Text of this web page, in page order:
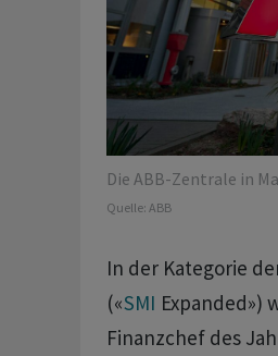
Die ABB-Zentrale in
Quelle: ABB
In der Kategorie
(«SMI Expanded»)
Finanzchef des